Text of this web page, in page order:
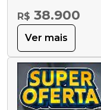
R$ 38.900
Ver mais